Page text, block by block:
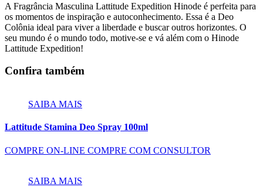
A Fragrância Masculina Lattitude Expedition Hinode é perfeita para
os momentos de inspiração e autoconhecimento. Essa é a Deo
Colônia ideal para viver a liberdade e buscar outros horizontes. O
seu mundo é o mundo todo, motive-se e vá além com o Hinode
Lattitude Expedition!
Confira também
SAIBA MAIS
Lattitude Stamina Deo Spray 100ml
COMPRE ON-LINE COMPRE COM CONSULTOR
SAIBA MAIS